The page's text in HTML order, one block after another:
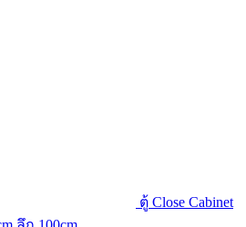
ตู้ Close Cabinet